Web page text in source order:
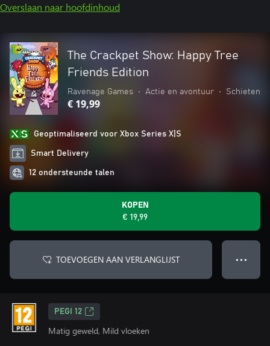
Overslaan naar hoofdinhoud
The Crackpet Show: Happy Tree
Friends Edition
Ravenage Games • Actie en avontuur • Schieten
€ 19,99
Geoptimaliseerd voor Xbox Series X|S
Smart Delivery
12 ondersteunde talen
KOPEN
€ 19,99
TOEVOEGEN AAN VERLANGLIJST ● ● ●
PEGI 12
Matig geweld, Mild vloeken